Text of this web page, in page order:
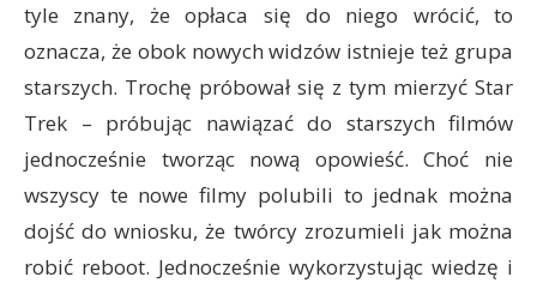
tyle znany, że opłaca się do niego wrócić, to
oznacza, że obok nowych widzów istnieje też grupa
starszych. Trochę próbował się z tym mierzyć Star
Trek – próbując nawiązać do starszych filmów
jednocześnie tworząc nową opowieść. Choć nie
wszyscy te nowe filmy polubili to jednak można
dojść do wniosku, że twórcy zrozumieli jak można
robić reboot. Jednocześnie wykorzystując wiedzę i